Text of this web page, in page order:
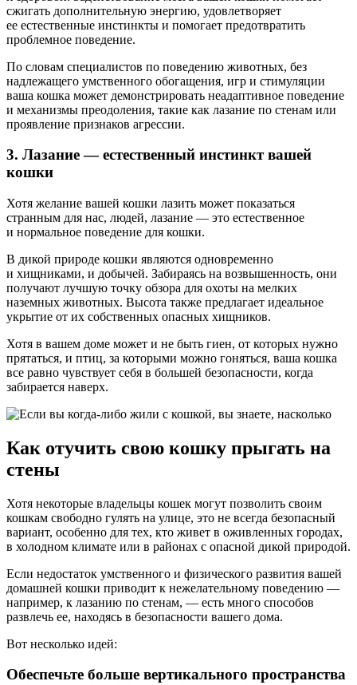
сжигать дополнительную энергию, удовлетворяет
ее естественные инстинкты и помогает предотвратить
проблемное поведение.
По словам специалистов по поведению животных, без
надлежащего умственного обогащения, игр и стимуляции
ваша кошка может демонстрировать неадаптивное поведение
и механизмы преодоления, такие как лазание по стенам или
проявление признаков агрессии.
3. Лазание — естественный инстинкт вашей
кошки
Хотя желание вашей кошки лазить может показаться
странным для нас, людей, лазание — это естественное
и нормальное поведение для кошки.
В дикой природе кошки являются одновременно
и хищниками, и добычей. Забираясь на возвышенность, они
получают лучшую точку обзора для охоты на мелких
наземных животных. Высота также предлагает идеальное
укрытие от их собственных опасных хищников.
Хотя в вашем доме может и не быть гиен, от которых нужно
прятаться, и птиц, за которыми можно гоняться, ваша кошка
все равно чувствует себя в большей безопасности, когда
забирается наверх.
Как отучить свою кошку прыгать на
стены
Хотя некоторые владельцы кошек могут позволить своим
кошкам свободно гулять на улице, это не всегда безопасный
вариант, особенно для тех, кто живет в оживленных городах,
в холодном климате или в районах с опасной дикой природой.
Если недостаток умственного и физического развития вашей
домашней кошки приводит к нежелательному поведению —
например, к лазанию по стенам, — есть много способов
развлечь ее, находясь в безопасности вашего дома.
Вот несколько идей:
Обеспечьте больше вертикального пространства